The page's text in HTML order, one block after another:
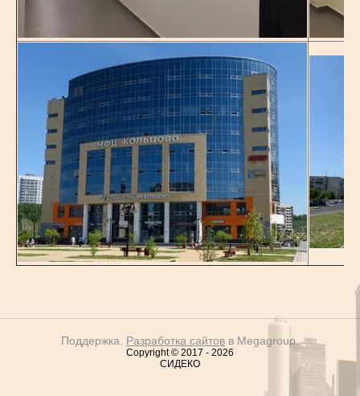
Поддержка. Разработка сайтов в Megagroup.
Copyright © 2017 - 2026
СИДЕКО